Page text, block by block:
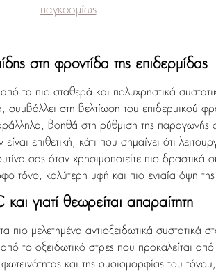
παγκοσμίως
στη φροντίδα της επιδερμίδας
τα πιο σταθερά και πολυχρηστικά
συμβάλλει στη βελτίωση του επιδερμικού
βοηθά στη ρύθμιση της
επιθετική, κάτι που σημαίνει ότι
σας όταν χρησιμοποιείτε πιο
τόνο, καλύτερη υφή και πιο ενιαία όψη της
γιατί θεωρείται απαραίτητη
πιο μελετημένα αντιοξειδωτικά
το οξειδωτικό στρες που προκαλείται
και της ομοιομορφίας του